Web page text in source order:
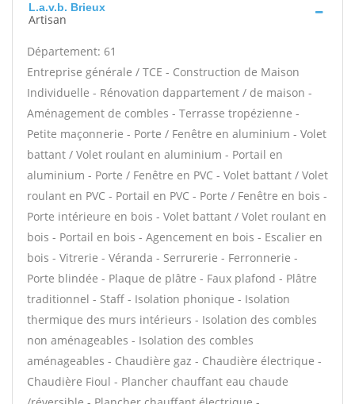
L.a.v.b. Brieux
Artisan
Département: 61
Entreprise générale / TCE - Construction de Maison
Individuelle - Rénovation dappartement / de maison -
Aménagement de combles - Terrasse tropézienne -
Petite maçonnerie - Porte / Fenêtre en aluminium - Volet
battant / Volet roulant en aluminium - Portail en
aluminium - Porte / Fenêtre en PVC - Volet battant / Volet
roulant en PVC - Portail en PVC - Porte / Fenêtre en bois -
Porte intérieure en bois - Volet battant / Volet roulant en
bois - Portail en bois - Agencement en bois - Escalier en
bois - Vitrerie - Véranda - Serrurerie - Ferronnerie -
Porte blindée - Plaque de plâtre - Faux plafond - Plâtre
traditionnel - Staff - Isolation phonique - Isolation
thermique des murs intérieurs - Isolation des combles
non aménageables - Isolation des combles
aménageables - Chaudière gaz - Chaudière électrique -
Chaudière Fioul - Plancher chauffant eau chaude